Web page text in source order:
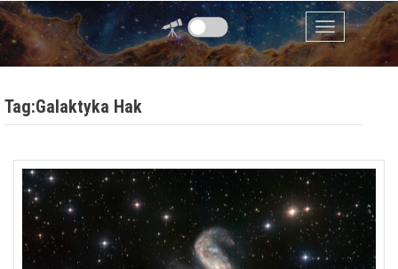
Przejdź do zawartości
Menu
Tag:Galaktyka Hak